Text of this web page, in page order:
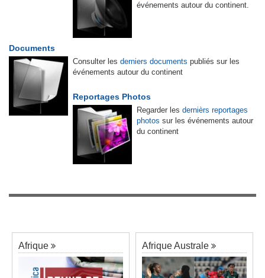
événements autour du continent.
Documents
Consulter les derniers documents publiés sur les
événements autour du continent
Reportages Photos
Regarder les dernièrs reportages
photos sur les événements autour
du continent
Afrique Afrique Australe